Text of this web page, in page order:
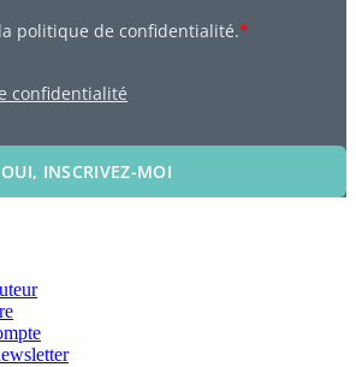
politique de confidentialité.*
confidentialité
OUI, INSCRIVEZ-MOI